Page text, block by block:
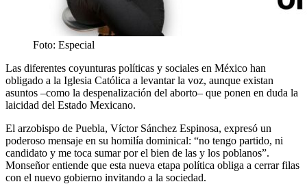
Foto: Especial
Las diferentes coyunturas políticas y sociales en México han
obligado a la Iglesia Católica a levantar la voz, aunque existan
asuntos –como la despenalización del aborto– que ponen en duda la
laicidad del Estado Mexicano.
El arzobispo de Puebla, Víctor Sánchez Espinosa, expresó un
poderoso mensaje en su homilía dominical: “no tengo partido, ni
candidato y me toca sumar por el bien de las y los poblanos”.
Monseñor entiende que esta nueva etapa política obliga a cerrar filas
con el nuevo gobierno invitando a la sociedad.